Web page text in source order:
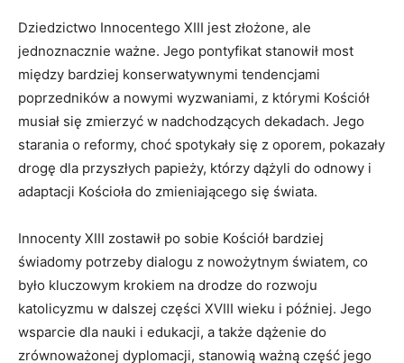
Dziedzictwo Innocentego XIII jest złożone, ale
jednoznacznie ważne. Jego pontyfikat stanowił most
między bardziej konserwatywnymi tendencjami
poprzedników a nowymi wyzwaniami, z którymi Kościół
musiał się zmierzyć w nadchodzących dekadach. Jego
starania o reformy, choć spotykały się z oporem, pokazały
drogę dla przyszłych papieży, którzy dążyli do odnowy i
adaptacji Kościoła do zmieniającego się świata.
Innocenty XIII zostawił po sobie Kościół bardziej
świadomy potrzeby dialogu z nowożytnym światem, co
było kluczowym krokiem na drodze do rozwoju
katolicyzmu w dalszej części XVIII wieku i później. Jego
wsparcie dla nauki i edukacji, a także dążenie do
zrównoważonej dyplomacji, stanowią ważną część jego